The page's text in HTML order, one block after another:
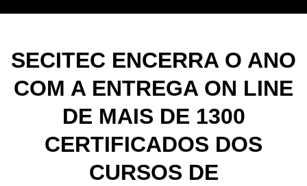
SECITEC ENCERRA O ANO
COM A ENTREGA ON LINE
DE MAIS DE 1300
CERTIFICADOS DOS
CURSOS DE